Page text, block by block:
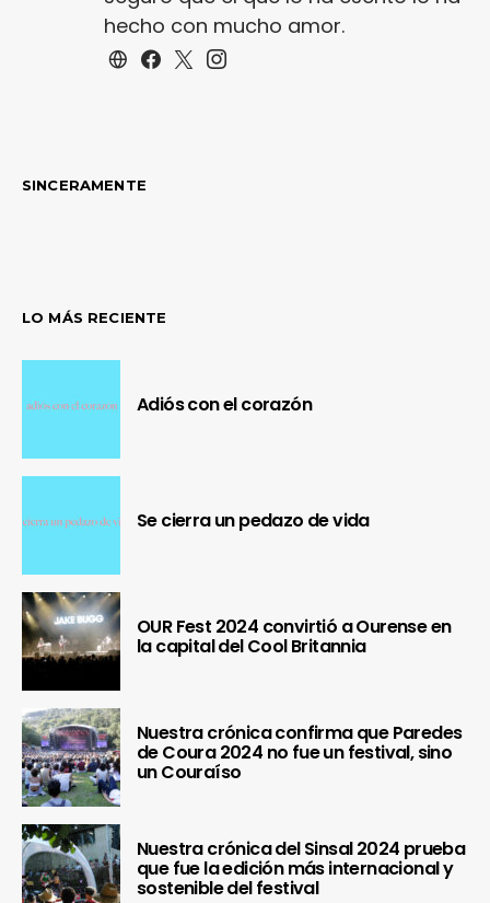
hecho con mucho amor.
SINCERAMENTE
LO MÁS RECIENTE
Adiós con el corazón
Se cierra un pedazo de vida
OUR Fest 2024 convirtió a Ourense en
la capital del Cool Britannia
Nuestra crónica confirma que Paredes
de Coura 2024 no fue un festival, sino
un Couraíso
Nuestra crónica del Sinsal 2024 prueba
que fue la edición más internacional y
sostenible del festival